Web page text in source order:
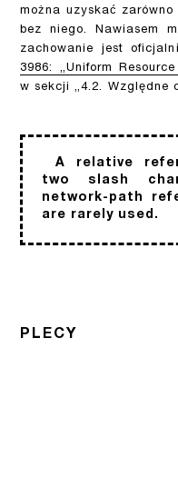
można uzyskać zarówno
bez niego. Nawiasem
zachowanie jest
3986: „Uniform
w sekcji „4.2. Względne
A relative
two slash
network-path
are rarely used.
PLECY